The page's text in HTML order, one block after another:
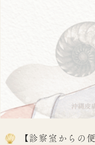
【診察室からの